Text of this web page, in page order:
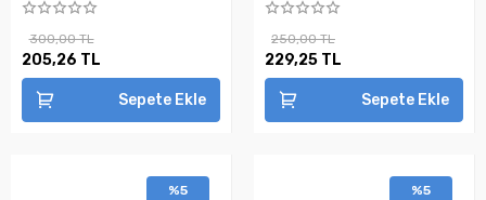
300,00 TL
205,26 TL
Sepete Ekle
250,00 TL
229,25 TL
Sepete Ekle
%5 %5